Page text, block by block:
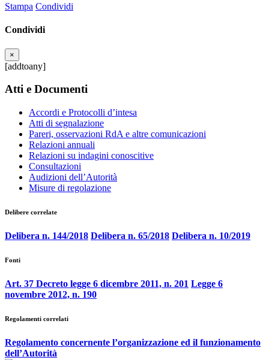
Stampa Condividi
Condividi
×
[addtoany]
Atti e Documenti
Accordi e Protocolli d’intesa
Atti di segnalazione
Pareri, osservazioni RdA e altre comunicazioni
Relazioni annuali
Relazioni su indagini conoscitive
Consultazioni
Audizioni dell’Autorità
Misure di regolazione
Delibere correlate
Delibera n. 144/2018 Delibera n. 65/2018 Delibera n. 10/2019
Fonti
Art. 37 Decreto legge 6 dicembre 2011, n. 201 Legge 6
novembre 2012, n. 190
Regolamenti correlati
Regolamento concernente l’organizzazione ed il funzionamento
dell’Autorità